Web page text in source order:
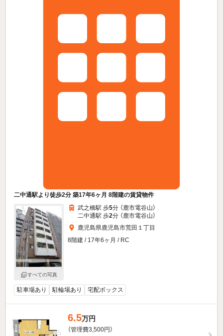
二中通駅より徒歩2分 築17年6ヶ月 8階建の賃貸物件
すべての写真
武之橋駅 歩5分 （鹿市電谷山）
二中通駅 歩2分 （鹿市電谷山）
鹿児島県鹿児島市荒田１丁目
8階建 / 17年6ヶ月 / RC
駐車場あり 駐輪場あり 宅配ボックス
6.5万円
（管理費3,500円）